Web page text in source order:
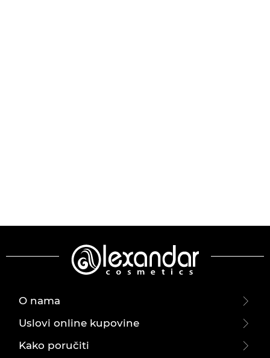
O nama
Uslovi online kupovine
Kako poručiti